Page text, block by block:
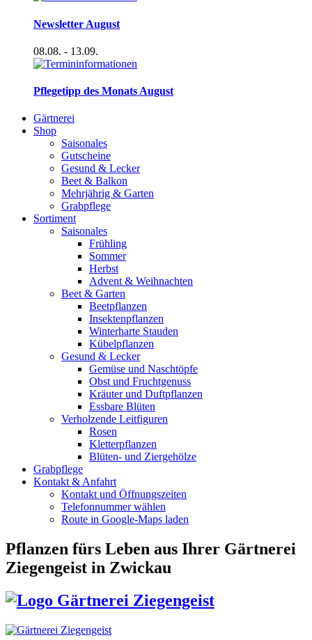
Newsletter August
08.08. - 13.09.
Pflegetipp des Monats August
Gärtnerei
Shop
Saisonales
Gutscheine
Gesund & Lecker
Beet & Balkon
Mehrjährig & Garten
Grabpflege
Sortiment
Saisonales
Frühling
Sommer
Herbst
Advent & Weihnachten
Beet & Garten
Beetpflanzen
Insektenpflanzen
Winterharte Stauden
Kübelpflanzen
Gesund & Lecker
Gemüse und Naschtöpfe
Obst und Fruchtgenuss
Kräuter und Duftpflanzen
Essbare Blüten
Verholzende Leitfiguren
Rosen
Kletterpflanzen
Blüten- und Ziergehölze
Grabpflege
Kontakt & Anfahrt
Kontakt und Öffnungszeiten
Telefonnummer wählen
Route in Google-Maps laden
Pflanzen fürs Leben aus Ihrer Gärtnerei
Ziegengeist in Zwickau